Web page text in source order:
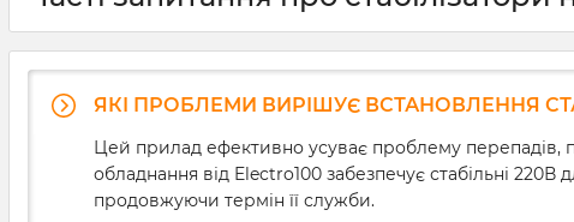
ЯКІ ПРОБЛЕМИ ВИРІШУЄ ВСТАНОВЛЕННЯ
Цей прилад ефективно усуває проблему перепадів,
обладнання від Electro100 забезпечує стабільні
продовжуючи термін її служби.